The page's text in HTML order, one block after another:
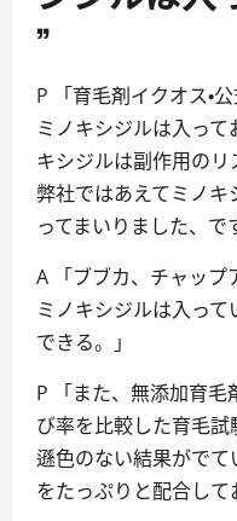
”
P 「育毛剤イクオス・
ミノキシジルは入っ
キシジルは副作用のリ
弊社ではあえてミノ
ってまいりました、で
A 「ブブカ、チャップ
ミノキシジルは入っ
できる。」
P 「また、無添加育毛
び率を比較した育毛
遜色のない結果がでて
をたっぷりと配合して